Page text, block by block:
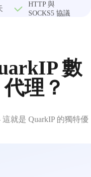
HTTP 與
SOCKS5 協議
數
理？
就是 QuarkIP 的獨特優